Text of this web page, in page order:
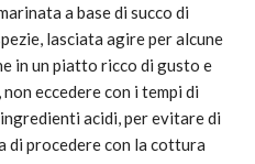
a base di succo di
lasciata agire per alcune
in un piatto ricco di gusto e
eccedere con i tempi di
acidi, per evitare di
di procedere con la cottura